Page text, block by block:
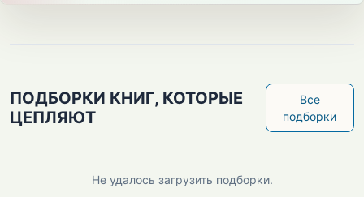
ПОДБОРКИ КНИГ, КОТОРЫЕ
ЦЕПЛЯЮТ
Все
подборки
Не удалось загрузить подборки.